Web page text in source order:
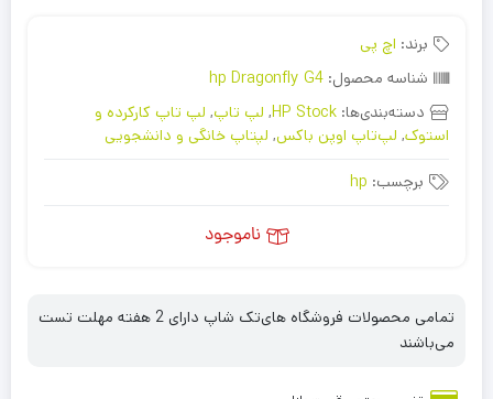
برند: اچ پی
شناسه محصول: hp Dragonfly G4
دسته‌بندی‌ها: HP Stock
, لپ تاپ, لپ تاپ کارکرده و
استوک, لپ‌تاپ اوپن باکس, لپتاپ خانگی و دانشجویی
برچسب: hp
ناموجود
تمامی محصولات فروشگاه های‌تک شاپ دارای 2 هفته مهلت تست
می‌باشند